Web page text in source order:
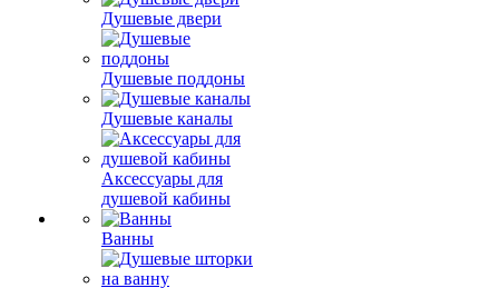
Душевые двери
Душевые поддоны
Душевые каналы
Аксессуары для
душевой кабины
Ванны